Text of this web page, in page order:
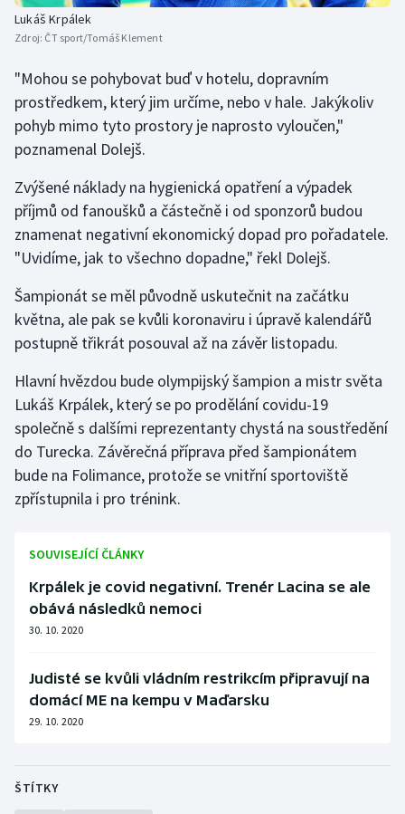
Stolní tenis
Veslování
Vodní slalom
Volejbal
Ostatní
Lukáš Krpálek
Zdroj: ČT sport/Tomáš Klement
"Mohou se pohybovat buď v hotelu, dopravním
prostředkem, který jim určíme, nebo v hale. Jakýkoliv
pohyb mimo tyto prostory je naprosto vyloučen,"
poznamenal Dolejš.
Zvýšené náklady na hygienická opatření a výpadek
příjmů od fanoušků a částečně i od sponzorů budou
znamenat negativní ekonomický dopad pro pořadatele.
"Uvidíme, jak to všechno dopadne," řekl Dolejš.
Šampionát se měl původně uskutečnit na začátku
května, ale pak se kvůli koronaviru i úpravě kalendářů
postupně třikrát posouval až na závěr listopadu.
Hlavní hvězdou bude olympijský šampion a mistr světa
Lukáš Krpálek, který se po prodělání covidu-19
společně s dalšími reprezentanty chystá na soustředění
do Turecka. Závěrečná příprava před šampionátem
bude na Folimance, protože se vnitřní sportoviště
zpřístupnila i pro trénink.
SOUVISEJÍCÍ ČLÁNKY
Krpálek je covid negativní. Trenér Lacina se ale
obává následků nemoci
30. 10. 2020
Judisté se kvůli vládním restrikcím připravují na
domácí ME na kempu v Maďarsku
29. 10. 2020
ŠTÍTKY